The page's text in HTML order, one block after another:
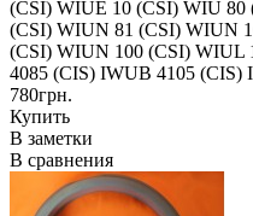
(CSI) WIUE 10 (CSI) WIU
(CSI) WIUN 81 (CSI) WIUN
(CSI) WIUN 100 (CSI) WIUL
4085 (CIS) IWUB 4105
780грн.
Купить
В заметки
В сравнения